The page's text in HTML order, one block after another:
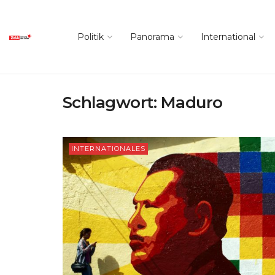
Politik Panorama International
Schlagwort: Maduro
INTERNATIONALES